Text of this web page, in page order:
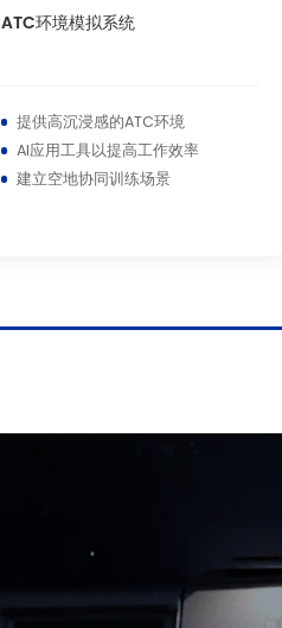
ATC环境模拟系统
提供高沉浸感的ATC环境
AI应用工具以提高工作效率
建立空地协同训练场景